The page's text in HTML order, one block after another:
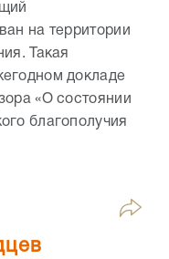
на территории
Такая
докладе
«О состоянии
благополучия